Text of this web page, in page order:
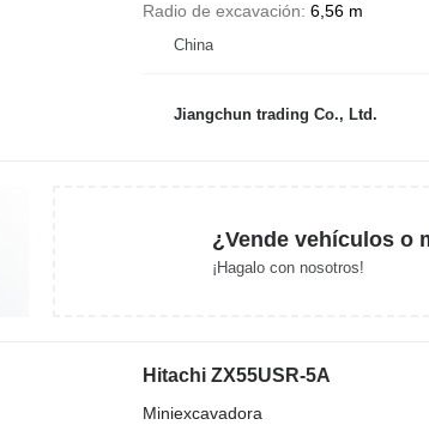
Radio de excavación 6,56 m
China
Jiangchun trading Co., Ltd.
¿Vende vehículos o
¡Hagalo con nosotros!
Hitachi ZX55USR-5A
Miniexcavadora